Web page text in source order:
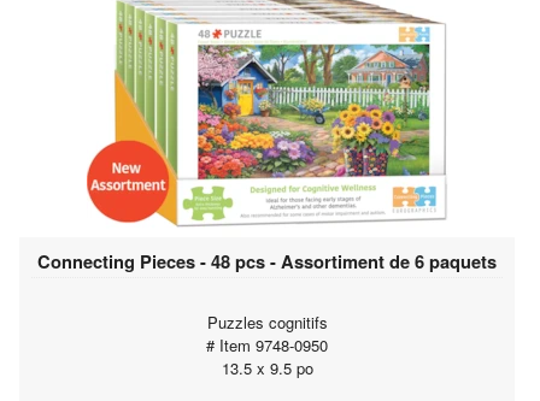
Connecting Pieces - 48 pcs - Assortiment de 6 paquets
Puzzles cognitifs
# Item 9748-0950
13.5 x 9.5 po